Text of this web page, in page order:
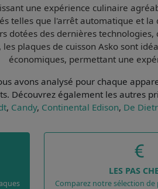
une expérience culinaire
telles que l'arrêt automatique et
dotées des dernières
plaques de cuisson Asko sont
économiques, permettant une
avons analysé pour chaque
. Découvrez également les autres
, Candy, Continental Edison, De
LES PAS
Comparez notre sélection de